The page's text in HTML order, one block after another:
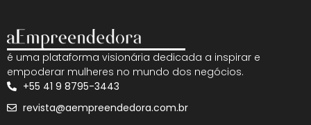
é uma plataforma visionária dedicada a inspirar e
empoderar mulheres no mundo dos negócios.
+55 41 9 8795-3443
revista@aempreendedora.com.br